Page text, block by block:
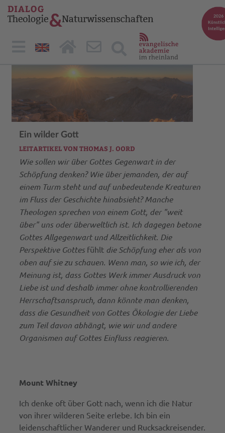
Ein wilder Gott
LEITARTIKEL VON THOMAS J. OORD
Wie sollen wir über Gottes Gegenwart in der
Schöpfung denken? Wie über jemanden, der auf
einem Turm steht und auf unbedeutende Kreaturen
im Fluss der Geschichte hinabsieht? Manche
Theologen sprechen von einem Gott, der "weit
über" uns oder überweltlich ist. Ich dagegen betone
Gottes Allgegenwart und Allzeitlichkeit. Die
Perspektive Gottes fühltdie Schöpfung eher als von
oben auf sie zu schauen. Wenn man, so wie ich, der
Meinung ist, dass Gottes Werk immer Ausdruck von
Liebe ist und deshalb immer ohne kontrollierenden
Herrschaftsanspruch, dann könnte man denken,
dass die Gesundheit von Gottes Ökologie der Liebe
zum Teil davon abhängt, wie wir und andere
Organismen auf Gottes Einfluss reagieren.
Mount Whitney
Ich denke oft über Gott nach, wenn ich die Natur
von ihrer wilderen Seite erlebe. Ich bin ein
leidenschaftlicher Wanderer und Rucksackreisender.